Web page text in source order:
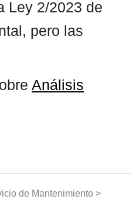
Ley 2/2023 de
pero las
Análisis
de Mantenimiento >